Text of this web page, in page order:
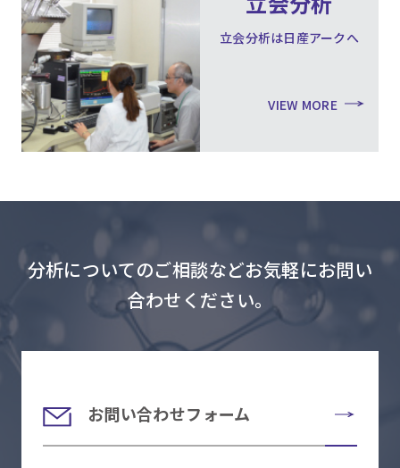
立会分析は日産アークへ
VIEW MORE
分析についてのご相談などお気軽にお問い
合わせください。
お問い合わせフォーム